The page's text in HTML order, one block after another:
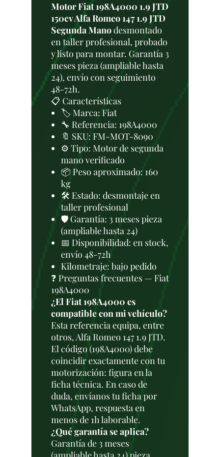
Motor Fiat 198A4000 1.9 JTD
150cv Alfa Romeo 147 1.9 JTD
Segunda Manodesmontado
en taller profesional, probado
y listo para montar. Garantía 3
meses pieza (ampliable hasta
24), envío con seguimiento
48-72h.
📋 Características
🏷️ Marca: Fiat
🔧 Referencia: 198A4000
🔖 SKU: FM-MOT-8090
⚙️ Tipo: Motor de segunda
mano verificado
📦 Peso aproximado: 160
kg
🛠 Estado: desmontaje en
taller profesional
🛡️ Garantía: 3 meses pieza
(ampliable hasta 24)
📅 Disponibilidad: en stock,
envío 48-72h
Kilometraje: bajo pedido
❓ Preguntas frecuentes — Fiat
198A4000
¿El Fiat 198A4000 es
compatible con mi vehículo?
Esta referencia equipa, entre
otros, Alfa Romeo 147 1.9 JTD.
El código (198A4000) debe
coincidir exactamente con tu
motorización: figura en la
ficha técnica. En caso de
duda, envíanos tu ficha por
WhatsApp, respuesta en
menos de 1h laborable.
¿Qué garantía se aplica?
Garantía de 3 meses